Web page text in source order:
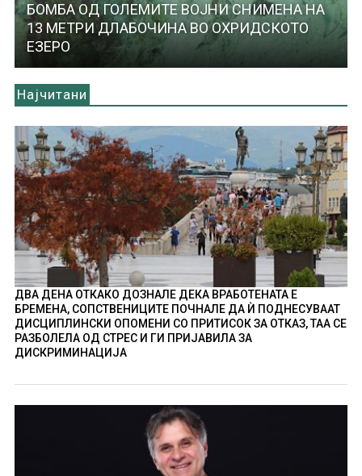
БОМБА ОД ГОЛЕМИТЕ ВОЈНИ СНИМЕНА НА
13 МЕТРИ ДЛАБОЧИНА ВО ОХРИДСКОТО
ЕЗЕРО
Најчитани
ДВА ДЕНА ОТКАКО ДОЗНАЛЕ ДЕКА ВРАБОТЕНАТА Е
БРЕМЕНА, СОПСТВЕНИЦИТЕ ПОЧНАЛЕ ДА Ѝ ПОДНЕСУВААТ
ДИСЦИПЛИНСКИ ОПОМЕНИ СО ПРИТИСОК ЗА ОТКАЗ, ТАА СЕ
РАЗБОЛЕЛА ОД СТРЕС И ГИ ПРИЈАВИЛА ЗА
ДИСКРИМИНАЦИЈА